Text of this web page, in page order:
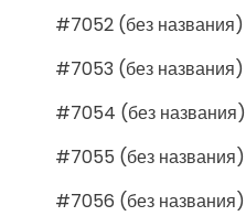
#7052 (без названия)
#7053 (без названия)
#7054 (без названия)
#7055 (без названия)
#7056 (без названия)